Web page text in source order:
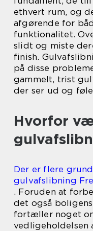
ethvert rum, og
afgørende for
funktionalitet.
slidt og miste
finish.
på disse
gammelt, trist
der ser ud og
Hvorfor
Der er flere
gulvafslibning
. Foruden at
det også
fortæller noget
vedligeholdelsen